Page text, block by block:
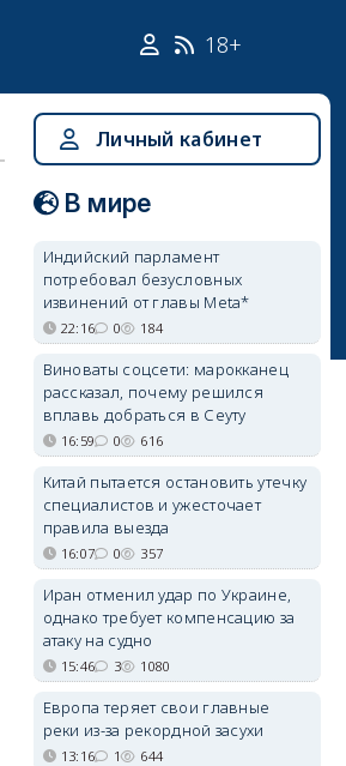
18+
Личный кабинет
В мире
Индийский парламент
потребовал безусловных
извинений от главы Meta*
22:16 0 184
Виноваты соцсети: марокканец
рассказал, почему решился
вплавь добраться в Сеуту
16:59 0 616
Китай пытается остановить утечку
специалистов и ужесточает
правила выезда
16:07 0 357
Иран отменил удар по Украине,
однако требует компенсацию за
атаку на судно
15:46 3 1080
Европа теряет свои главные
реки из-за рекордной засухи
13:16 1 644